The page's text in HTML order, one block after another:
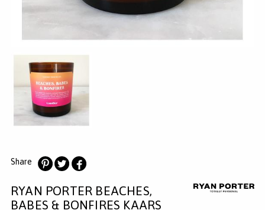
MERKEN
REGISTREREN
HELP
KLANTENSERVICE
Share
op
Pinterest
op
Twitter
op
Facebook
RYAN PORTER BEACHES,
BABES & BONFIRES KAARS